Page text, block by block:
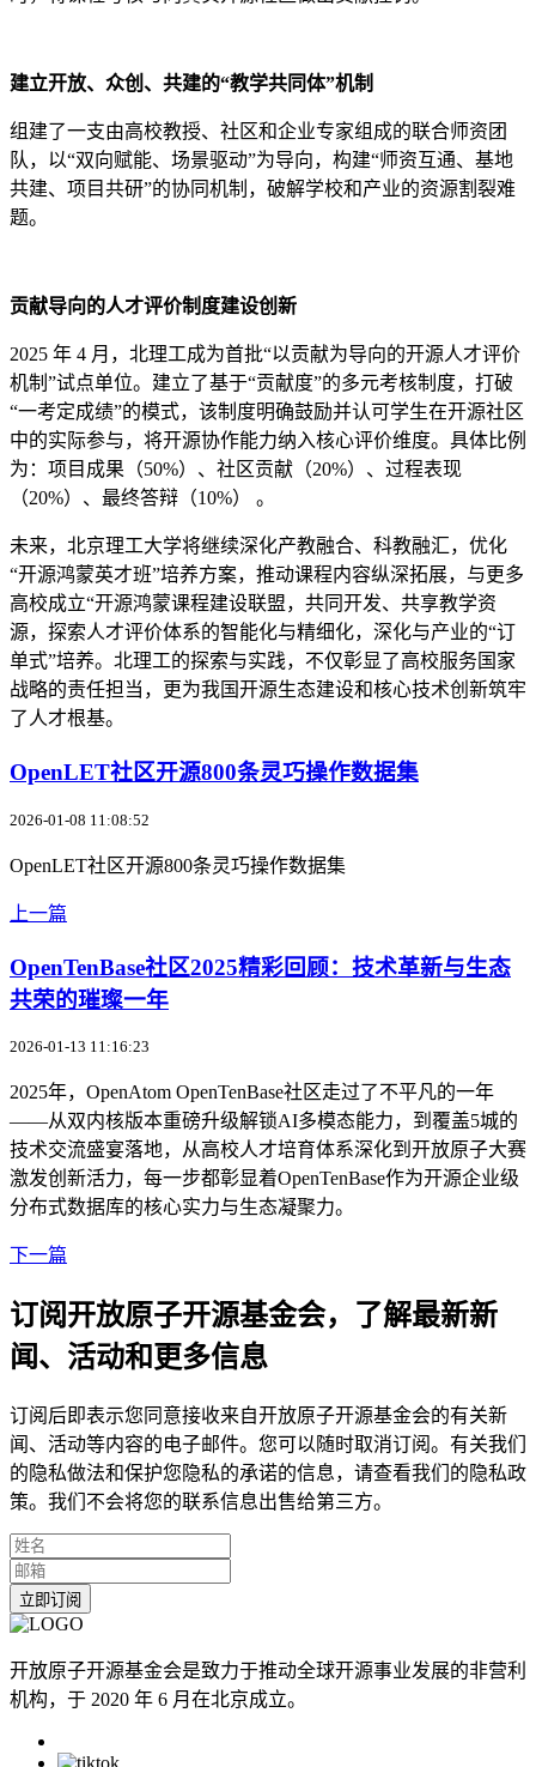
建立开放、众创、共建的“教学共同体”机制
组建了一支由高校教授、社区和企业专家组成的联合师资团
队，以“双向赋能、场景驱动”为导向，构建“师资互通、基地
共建、项目共研”的协同机制，破解学校和产业的资源割裂难
题。
贡献导向的人才评价制度建设创新
2025 年 4 月，北理工成为首批“以贡献为导向的开源人才评价
机制”试点单位。建立了基于“贡献度”的多元考核制度，打破
“一考定成绩”的模式，该制度明确鼓励并认可学生在开源社区
中的实际参与，将开源协作能力纳入核心评价维度。具体比例
为：项目成果（50%）、社区贡献（20%）、过程表现
（20%）、最终答辩（10%） 。
未来，北京理工大学将继续深化产教融合、科教融汇，优化
“开源鸿蒙英才班”培养方案，推动课程内容纵深拓展，与更多
高校成立“开源鸿蒙课程建设联盟，共同开发、共享教学资
源，探索人才评价体系的智能化与精细化，深化与产业的“订
单式”培养。北理工的探索与实践，不仅彰显了高校服务国家
战略的责任担当，更为我国开源生态建设和核心技术创新筑牢
了人才根基。
OpenLET社区开源800条灵巧操作数据集
2026-01-08 11:08:52
OpenLET社区开源800条灵巧操作数据集
上一篇
OpenTenBase社区2025精彩回顾：技术革新与生态
共荣的璀璨一年
2026-01-13 11:16:23
2025年，OpenAtom OpenTenBase社区走过了不平凡的一年
——从双内核版本重磅升级解锁AI多模态能力，到覆盖5城的
技术交流盛宴落地，从高校人才培育体系深化到开放原子大赛
激发创新活力，每一步都彰显着OpenTenBase作为开源企业级
分布式数据库的核心实力与生态凝聚力。
下一篇
订阅开放原子开源基金会，了解最新新
闻、活动和更多信息
订阅后即表示您同意接收来自开放原子开源基金会的有关新
闻、活动等内容的电子邮件。您可以随时取消订阅。有关我们
的隐私做法和保护您隐私的承诺的信息，请查看我们的隐私政
策。我们不会将您的联系信息出售给第三方。
立即订阅
开放原子开源基金会是致力于推动全球开源事业发展的非营利
机构，于 2020 年 6 月在北京成立。